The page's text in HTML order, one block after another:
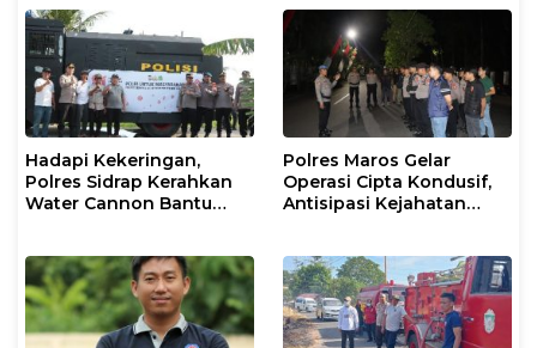
Hadapi Kekeringan,
Polres Sidrap Kerahkan
Water Cannon Bantu
Polres Maros Gelar
Operasi Cipta Kondusif,
Antisipasi Kejahatan